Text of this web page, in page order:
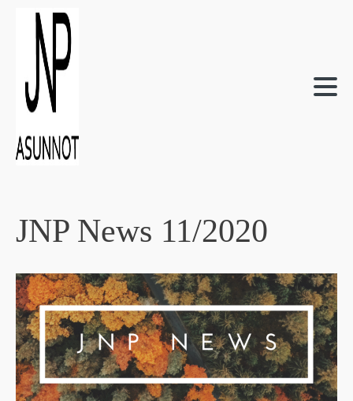
JNP News 11/2020